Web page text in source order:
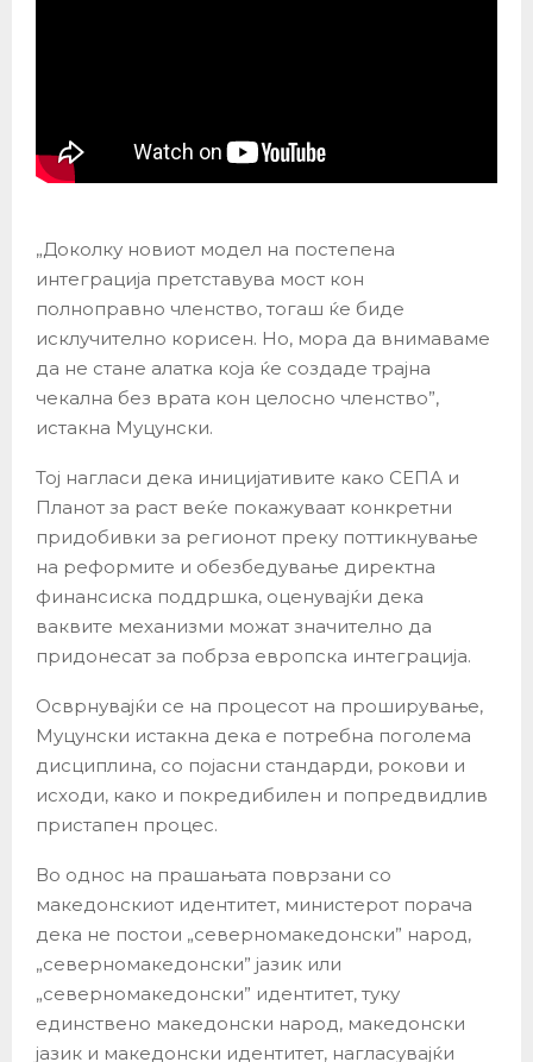
„Доколку новиот модел на постепена
интеграција претставува мост кон
полноправно членство, тогаш ќе биде
исклучително корисен. Но, мора да внимаваме
да не стане алатка која ќе создаде трајна
чекална без врата кон целосно членство”,
истакна Муцунски.
Тој нагласи дека иницијативите како СЕПА и
Планот за раст веќе покажуваат конкретни
придобивки за регионот преку поттикнување
на реформите и обезбедување директна
финансиска поддршка, оценувајќи дека
ваквите механизми можат значително да
придонесат за побрза европска интеграција.
Осврнувајќи се на процесот на проширување,
Муцунски истакна дека е потребна поголема
дисциплина, со појасни стандарди, рокови и
исходи, како и покредибилен и попредвидлив
пристапен процес.
Во однос на прашањата поврзани со
македонскиот идентитет, министерот порача
дека не постои „северномакедонски” народ,
„северномакедонски” јазик или
„северномакедонски” идентитет, туку
единствено македонски народ, македонски
јазик и македонски идентитет, нагласувајќи